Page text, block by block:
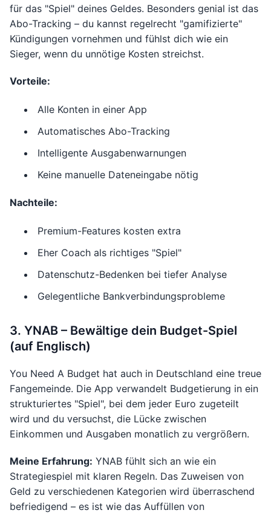
für das "Spiel" deines Geldes. Besonders genial ist das
Abo-Tracking – du kannst regelrecht "gamifizierte"
Kündigungen vornehmen und fühlst dich wie ein
Sieger, wenn du unnötige Kosten streichst.
Vorteile:
Alle Konten in einer App
Automatisches Abo-Tracking
Intelligente Ausgabenwarnungen
Keine manuelle Dateneingabe nötig
Nachteile:
Premium-Features kosten extra
Eher Coach als richtiges "Spiel"
Datenschutz-Bedenken bei tiefer Analyse
Gelegentliche Bankverbindungsprobleme
3. YNAB – Bewältige dein Budget-Spiel
(auf Englisch)
You Need A Budget hat auch in Deutschland eine treue
Fangemeinde. Die App verwandelt Budgetierung in ein
strukturiertes "Spiel", bei dem jeder Euro zugeteilt
wird und du versuchst, die Lücke zwischen
Einkommen und Ausgaben monatlich zu vergrößern.
Meine Erfahrung: YNAB fühlt sich an wie ein
Strategiespiel mit klaren Regeln. Das Zuweisen von
Geld zu verschiedenen Kategorien wird überraschend
befriedigend – es ist wie das Auffüllen von